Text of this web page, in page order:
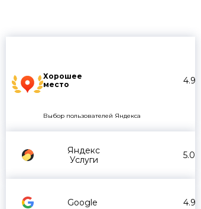
Хорошее
место
4.9
Выбор пользователей Яндекса
Яндекс
Услуги
5.0
Google 4.9